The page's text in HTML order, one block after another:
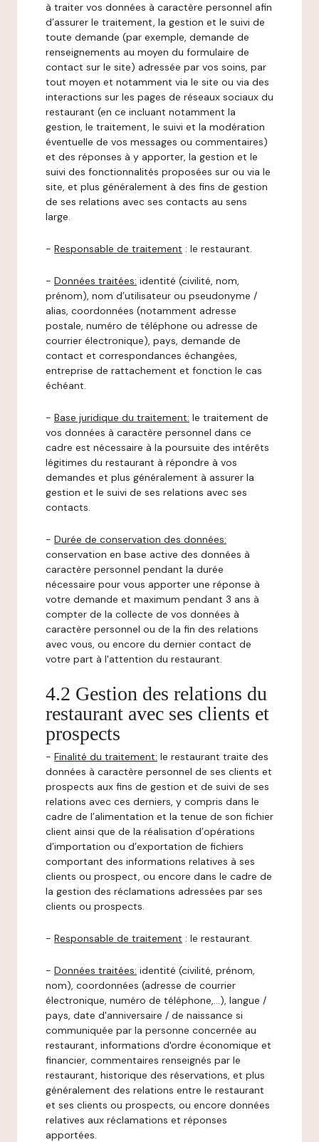
à traiter vos données à caractère personnel afin
d’assurer le traitement, la gestion et le suivi de
toute demande (par exemple, demande de
renseignements au moyen du formulaire de
contact sur le site) adressée par vos soins, par
tout moyen et notamment via le site ou via des
interactions sur les pages de réseaux sociaux du
restaurant (en ce incluant notamment la
gestion, le traitement, le suivi et la modération
éventuelle de vos messages ou commentaires)
et des réponses à y apporter, la gestion et le
suivi des fonctionnalités proposées sur ou via le
site, et plus généralement à des fins de gestion
de ses relations avec ses contacts au sens
large.
- Responsable de traitement : le restaurant.
- Données traitées: identité (civilité, nom,
prénom), nom d’utilisateur ou pseudonyme /
alias, coordonnées (notamment adresse
postale, numéro de téléphone ou adresse de
courrier électronique), pays, demande de
contact et correspondances échangées,
entreprise de rattachement et fonction le cas
échéant.
- Base juridique du traitement: le traitement de
vos données à caractère personnel dans ce
cadre est nécessaire à la poursuite des intérêts
légitimes du restaurant à répondre à vos
demandes et plus généralement à assurer la
gestion et le suivi de ses relations avec ses
contacts.
- Durée de conservation des données:
conservation en base active des données à
caractère personnel pendant la durée
nécessaire pour vous apporter une réponse à
votre demande et maximum pendant 3 ans à
compter de la collecte de vos données à
caractère personnel ou de la fin des relations
avec vous, ou encore du dernier contact de
votre part à l'attention du restaurant.
4.2 Gestion des relations du
restaurant avec ses clients et
prospects
- Finalité du traitement: le restaurant traite des
données à caractère personnel de ses clients et
prospects aux fins de gestion et de suivi de ses
relations avec ces derniers, y compris dans le
cadre de l’alimentation et la tenue de son fichier
client ainsi que de la réalisation d’opérations
d’importation ou d’exportation de fichiers
comportant des informations relatives à ses
clients ou prospect, ou encore dans le cadre de
la gestion des réclamations adressées par ses
clients ou prospects.
- Responsable de traitement : le restaurant.
- Données traitées: identité (civilité, prénom,
nom), coordonnées (adresse de courrier
électronique, numéro de téléphone,…), langue /
pays, date d'anniversaire / de naissance si
communiquée par la personne concernée au
restaurant, informations d'ordre économique et
financier, commentaires renseignés par le
restaurant, historique des réservations, et plus
généralement des relations entre le restaurant
et ses clients ou prospects, ou encore données
relatives aux réclamations et réponses
apportées.